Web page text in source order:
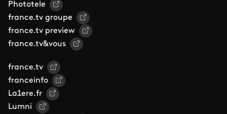
Phototele
france.tv groupe
france.tv preview
france.tv&vous
france.tv
franceinfo
La1ere.fr
Lumni